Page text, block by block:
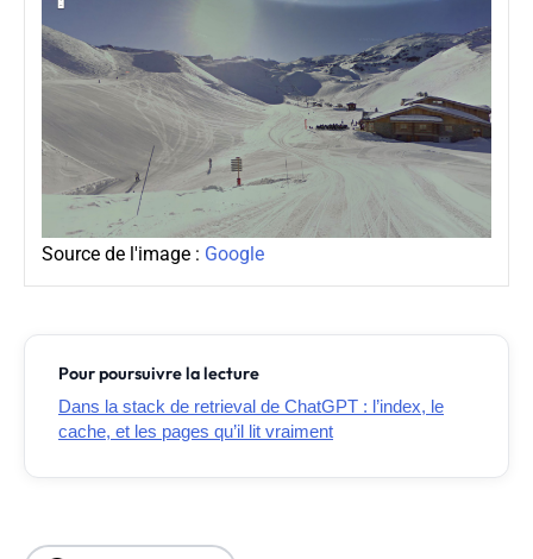
Source de l'image : Google
Pour poursuivre la lecture
Dans la stack de retrieval de ChatGPT : l’index, le
cache, et les pages qu’il lit vraiment